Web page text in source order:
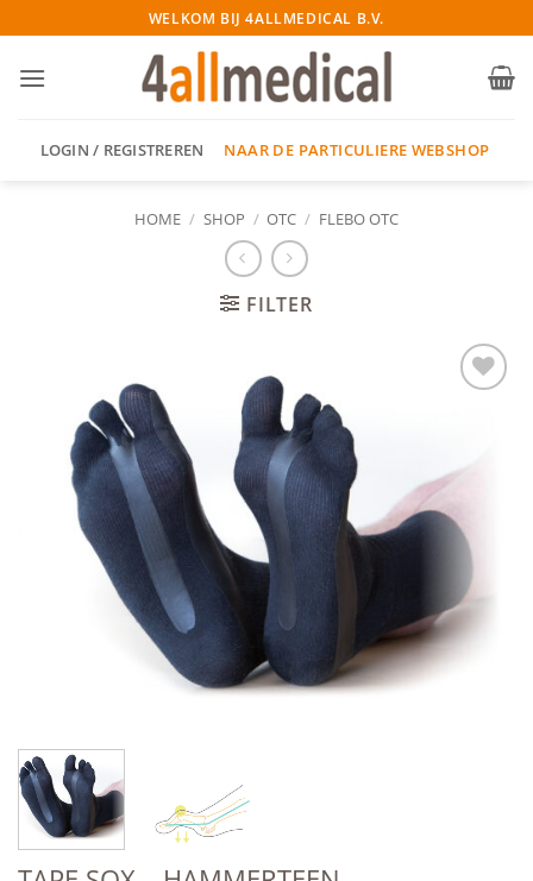
naar
inhoud
WELKOM BIJ 4ALLMEDICAL B.V.
LOGIN / REGISTREREN NAAR DE PARTICULIERE WEBSHOP
HOME / SHOP / OTC / FLEBO OTC
FILTER